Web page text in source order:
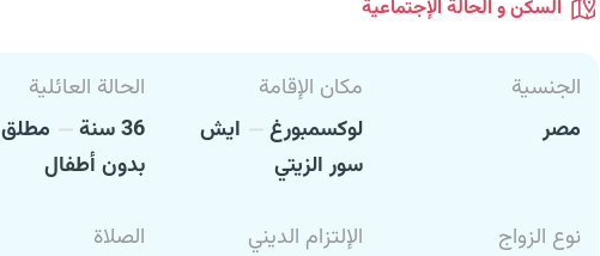
السكن و الحالة الإجتماعية
الجنسية
مصر
مكان الإقامة
لوكسمبورغ
ايش
سور الزيتي
الحالة العائلية
36 سنة
مطلق
بدون أطفال
نوع الزواج
الإلتزام الديني
الصلاة